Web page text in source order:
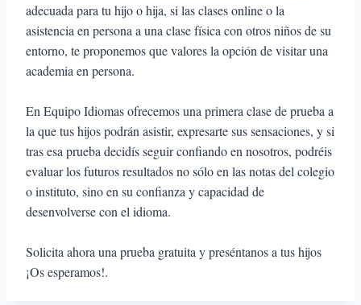
adecuada para tu hijo o hija, si las clases online o la
asistencia en persona a una clase física con otros niños de su
entorno, te proponemos que valores la opción de visitar una
academia en persona.
En Equipo Idiomas ofrecemos una primera clase de prueba a
la que tus hijos podrán asistir, expresarte sus sensaciones, y si
tras esa prueba decidís seguir confiando en nosotros, podréis
evaluar los futuros resultados no sólo en las notas del colegio
o instituto, sino en su confianza y capacidad de
desenvolverse con el idioma.
Solicita ahora una prueba gratuita y preséntanos a tus hijos
¡Os esperamos!.